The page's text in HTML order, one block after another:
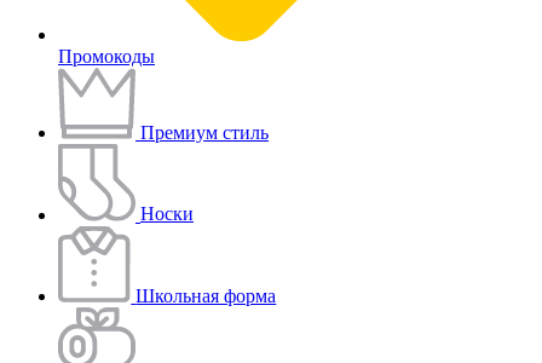
Промокоды
Премиум стиль
Носки
Школьная форма